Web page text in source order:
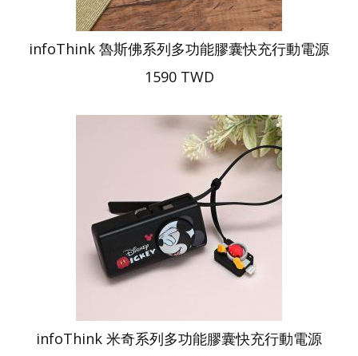
infoThink 魯斯佛系列多功能膠囊快充行動電源
1590 TWD
infoThink 米奇系列多功能膠囊快充行動電源